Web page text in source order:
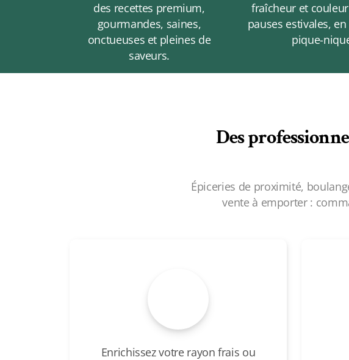
des recettes premium,
gourmandes, saines,
onctueuses et pleines de
saveurs.
fraîcheur et
pauses estivales,
pique-
Des
Épiceries de proximité,
vente à emporter :
Enrichissez votre rayon frais ou